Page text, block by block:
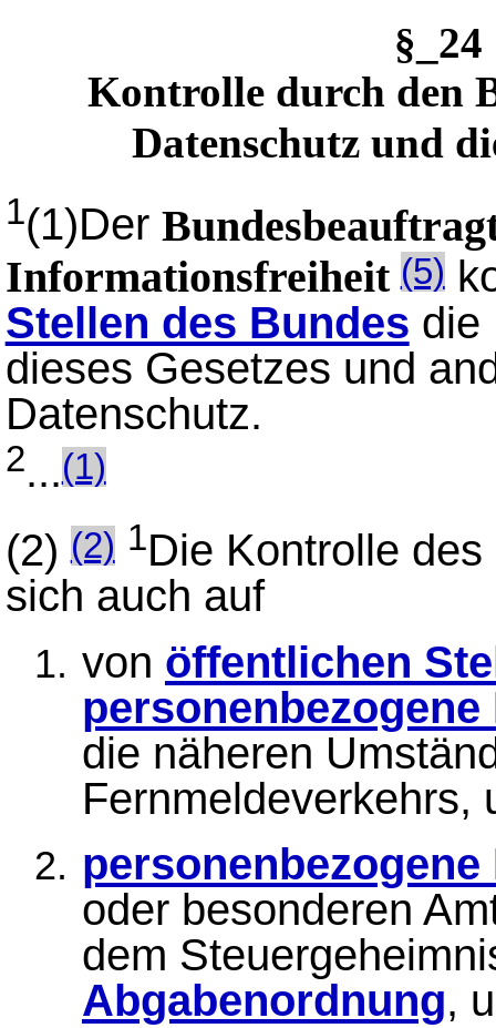
Kontrolle durch den
Datenschutz und
1(1)Der
Informationsfreiheit(5)
Stellen des Bundes die
dieses Gesetzes und
Datenschutz.
2...(1)
(2)(2) 1Die Kontrolle
sich auch auf
von öffentlichen
personenbezogene
die näheren
Fernmeldeverkehrs,
personenbezogene
oder besonderen
dem
Abgabenordnung,